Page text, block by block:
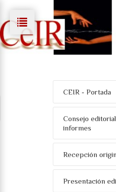
CEIR - Portada
Consejo
informes
Recepción
Presentación